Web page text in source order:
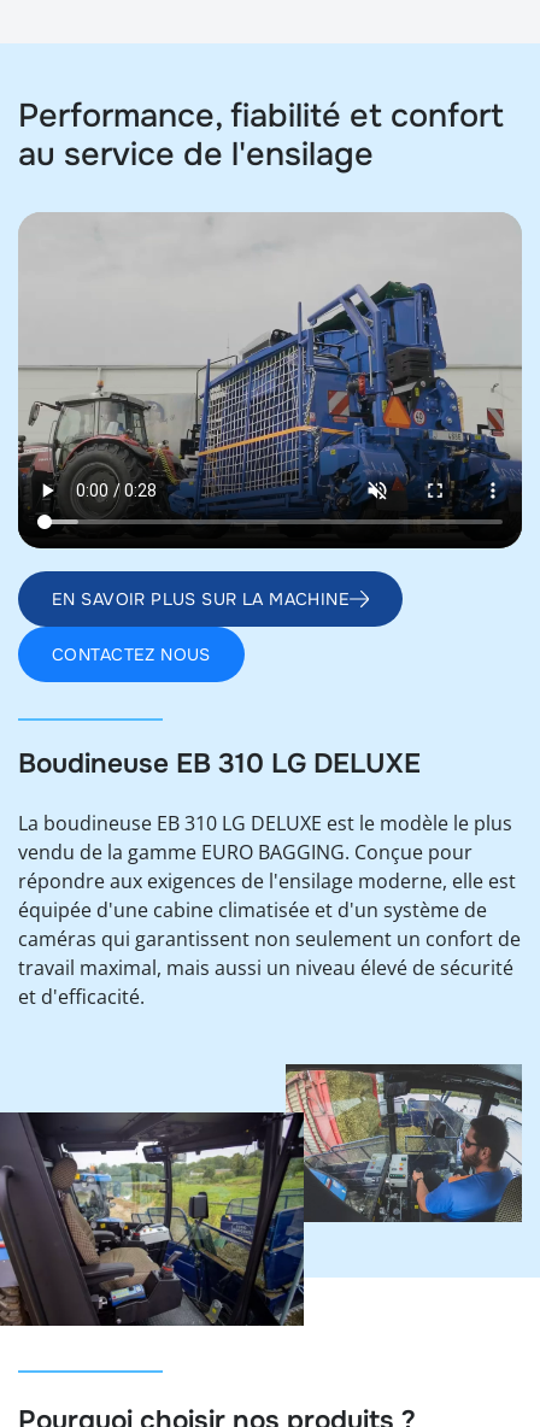
Performance, fiabilité et confort
au service de l'ensilage
EN SAVOIR PLUS SUR LA MACHINE
CONTACTEZ NOUS
Boudineuse EB 310 LG DELUXE
La boudineuse EB 310 LG DELUXE est le modèle le plus
vendu de la gamme EURO BAGGING. Conçue pour
répondre aux exigences de l'ensilage moderne, elle est
équipée d'une cabine climatisée et d'un système de
caméras qui garantissent non seulement un confort de
travail maximal, mais aussi un niveau élevé de sécurité
et d'efficacité.